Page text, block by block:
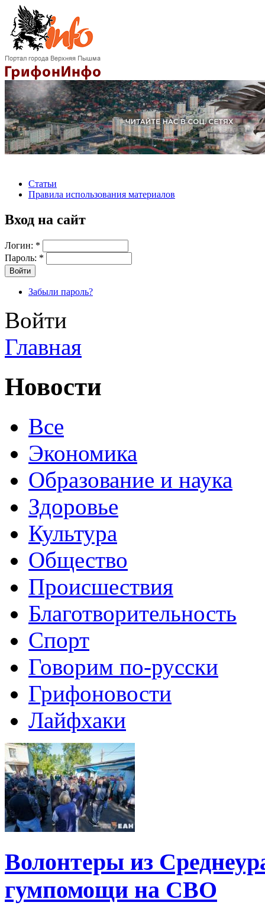
Статьи
Правила использования материалов
Вход на сайт
Логин: *
Пароль: *
Забыли пароль?
Войти
Главная
Новости
Все
Экономика
Образование и наука
Здоровье
Культура
Общество
Происшествия
Благотворительность
Спорт
Говорим по-русски
Грифоновости
Лайфхаки
Волонтеры из
гумпомощи на СВО